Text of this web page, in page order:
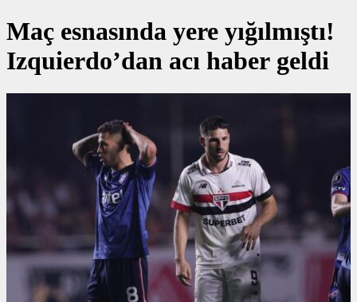
Maç esnasında yere yığılmıştı!
Izquierdo’dan acı haber geldi